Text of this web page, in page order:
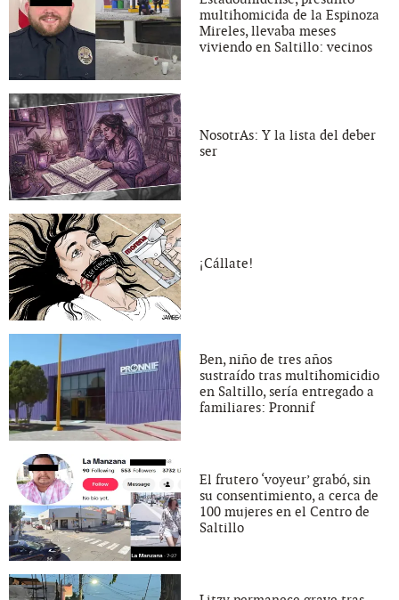
multihomicida de la Espinoza
Mireles, llevaba meses
viviendo en Saltillo: vecinos
NosotrAs: Y la lista del deber
ser
¡Cállate!
Ben, niño de tres años
sustraído tras multihomicidio
en Saltillo, sería entregado a
familiares: Pronnif
El frutero ‘voyeur’ grabó, sin
su consentimiento, a cerca de
100 mujeres en el Centro de
Saltillo